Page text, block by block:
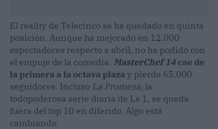
El reality de Telecinco se ha quedado en quinta
posición. Aunque ha mejorado en 12.000
espectadores respecto a abril, no ha podido con
el empuje de la comedia. MasterChef 14 cae de
la primera a la octava plaza y pierde 65.000
seguidores. Incluso La Promesa, la
todopoderosa serie diaria de La 1, se queda
fuera del top 10 en diferido. Algo está
cambiando.